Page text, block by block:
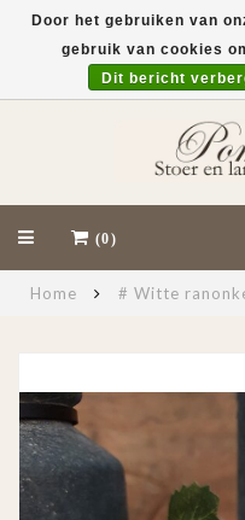
(0)
Home # Witte
Door het gebruiken van
gebruik van cookies
Dit bericht